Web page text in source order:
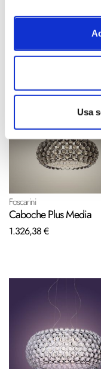
Usa
Foscarini
Caboche Plus Piccola
Foscarini
Caboche Plus Media
1.326,38 €